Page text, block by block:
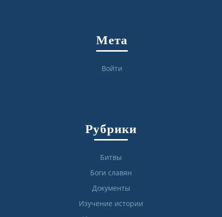
Мета
Войти
Рубрики
Битвы
Боги славян
Документы
Изучение истории